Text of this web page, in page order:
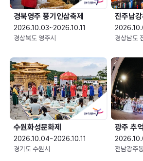
경북영주 풍기인삼축제
2026.10.03~2026.10.11
경상북도 영주시
진주남
경상남도
수원화성문화제
2026.10.04~2026.10.11
경기도 수원시
광주 추
전남광주